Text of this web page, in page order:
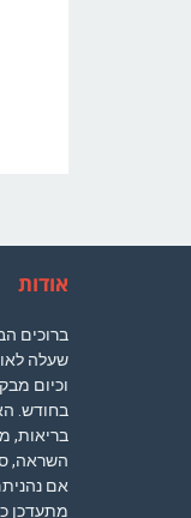
אודות
ברוכים
בחודש.
בריאות,
השראה,
אם
מתעדכן